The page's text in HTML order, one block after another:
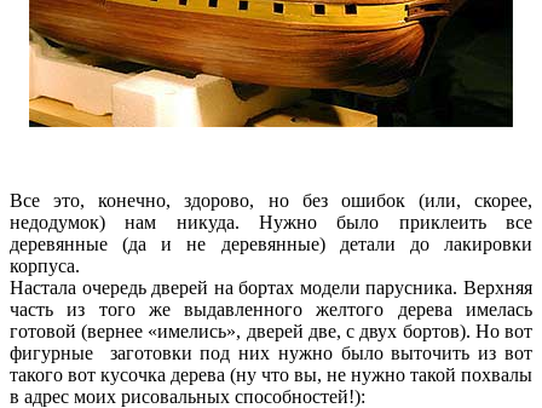
Все это, конечно, здорово, но без ошибок (или, скорее,
недодумок) нам никуда. Нужно было приклеить все
деревянные (да и не деревянные) детали до лакировки
корпуса.
Настала очередь дверей на бортах модели парусника. Верхняя
часть из того же выдавленного желтого дерева имелась
готовой (вернее «имелись», дверей две, с двух бортов). Но вот
фигурные заготовки под них нужно было выточить из вот
такого вот кусочка дерева (ну что вы, не нужно такой похвалы
в адрес моих рисовальных способностей!):